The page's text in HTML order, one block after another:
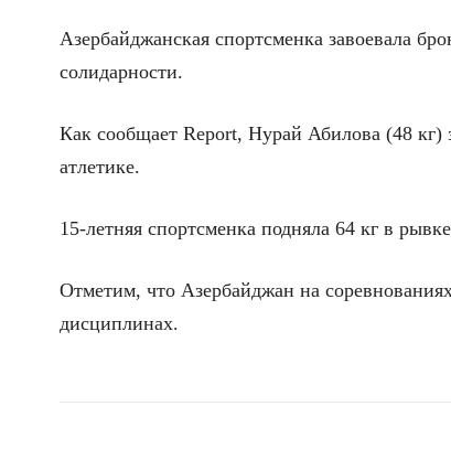
Азербайджанская спортсменка завоевала
солидарности.
Как сообщает Report, Нурай Абилова (48 кг)
атлетике.
15-летняя спортсменка подняла 64 кг в
Отметим, что Азербайджан на
дисциплинах.